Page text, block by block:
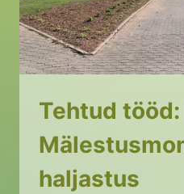
Tehtud tööd:
haljastus